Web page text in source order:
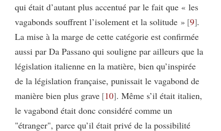
qui était d’autant plus accentué par le fait que « les
vagabonds souffrent l’isolement et la solitude » 9 .
La mise à la marge de cette catégorie est confirmée
aussi par Da Passano qui souligne par ailleurs que la
législation italienne en la matière, bien qu’inspirée
de la législation française, punissait le vagabond de
manière bien plus grave 10 . Même s’il était italien,
le vagabond était donc considéré comme un
"étranger", parce qu’il était privé de la possibilité